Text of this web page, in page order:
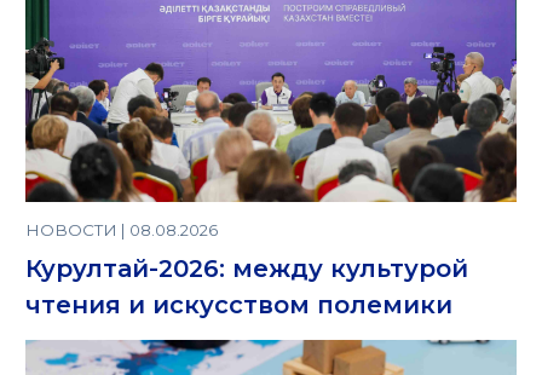
НОВОСТИ | 08.08.2026
Курултай-2026: между культурой
чтения и искусством полемики